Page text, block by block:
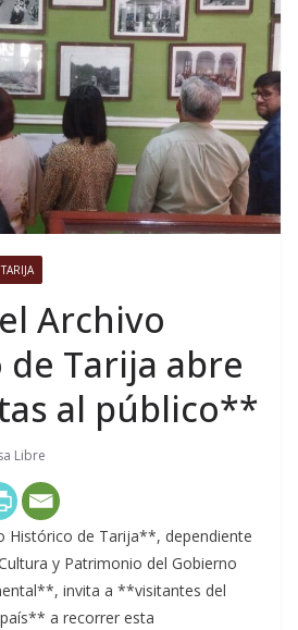
TARIJA
Archivo
Tarija abre
al público**
Libre
Histórico de Tarija**, dependiente
y Patrimonio del Gobierno
invita a **visitantes del
a recorrer esta